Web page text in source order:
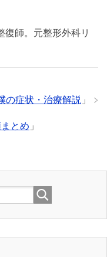
復師。元整形外科リ
の症状・治療解説 」
とめ 」